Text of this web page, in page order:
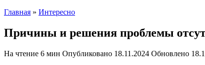
Главная » Интересно
Причины и решения проблемы
На чтение 6 мин Опубликовано 18.11.2024 Обновлено